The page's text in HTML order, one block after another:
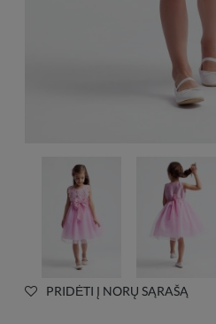
PRIDĖTI Į NORŲ SĄRAŠĄ